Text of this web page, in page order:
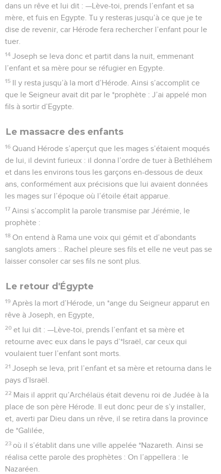
et dans les environs tous les garçons en-dessous de deux
ans, conformément aux précisions que lui avaient données
les mages sur l’époque où l’étoile était apparue.
17 Ainsi s’accomplit la parole transmise par Jérémie, le
prophète :
18 On entend à Rama une voix qui gémit et d’abondants
sanglots amers :. Rachel pleure ses fils et elle ne veut pas se
laisser consoler car ses fils ne sont plus.
19
rêve à Joseph, en Egypte,
20
et lui dit : —Lève-toi, prends l’enfant et sa mère et
retourne avec eux dans le pays d’*Israël, car ceux qui
voulaient tuer l’enfant sont morts.
pays d’Israël.
22
place de son père Hérode. Il eut donc peur de s’y installer,
et, averti par Dieu dans un rêve, il se retira dans la province
de *Galilée,
où il s’établit dans une ville appelée *Nazareth. Ainsi se
réalisa cette parole des prophètes : On l’appellera : le
Nazaréen.
La Bible Du Semeur Copyright © 1992, 1999 by Biblica, Inc.® Used by permission.
All rights reserved worldwide.
Matthieu 3
Les vidéos ne sont pas disponibles aux USA et C anada.
La prédication de Jean-Baptiste
En ce temps-là, parut Jean-Baptiste. Il se mit à prêcher dans
le désert de *Judée.